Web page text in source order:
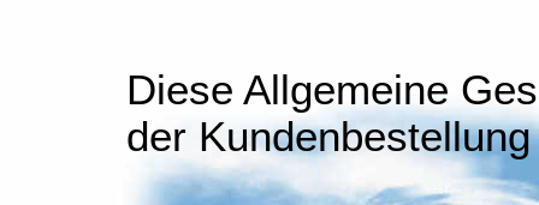
Diese Allgemeine
der